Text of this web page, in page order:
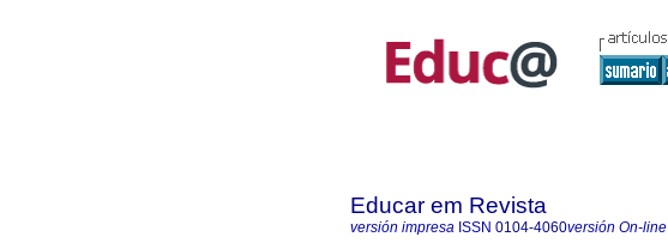
Educar em Revista
versión impresa ISSN 0104-4060versión On-line